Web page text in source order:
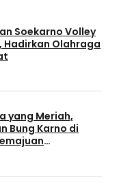
Soekarno Volley
Hadirkan Olahraga
yang Meriah,
Bung Karno di